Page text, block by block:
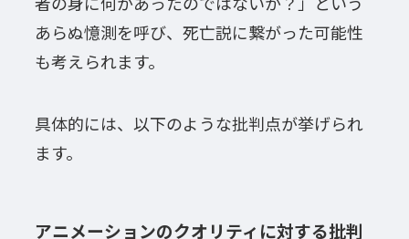
あらぬ憶測を呼び、死亡説に繋がった可能性
も考えられます。
具体的には、以下のような批判点が挙げられ
ます。
アニメーションのクオリティに対する批判